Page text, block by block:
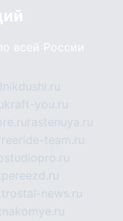
всей России
kraft-you.ru
rastenuya.ru
team.ru
news.ru